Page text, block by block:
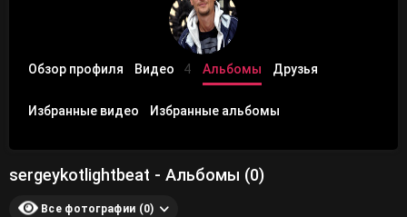
Обзор профиля Видео 4 Альбомы Друзья
Избранные видео Избранные альбомы
sergeykotlightbeat - Альбомы (0)
Все фотографии (0)